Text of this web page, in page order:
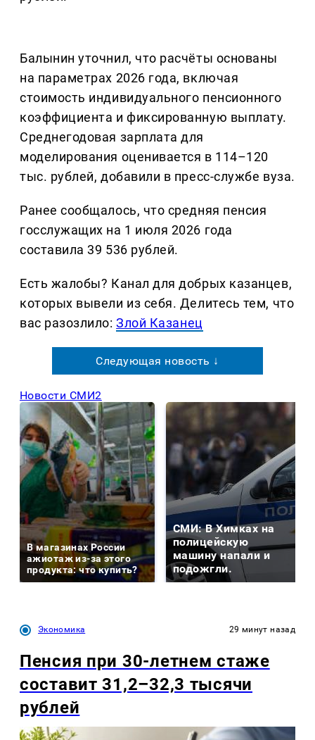
Балынин уточнил, что расчёты основаны
на параметрах 2026 года, включая
стоимость индивидуального пенсионного
коэффициента и фиксированную выплату.
Среднегодовая зарплата для
моделирования оценивается в 114–120
тыс. рублей, добавили в пресс-службе вуза.
Ранее сообщалось, что средняя пенсия
госслужащих на 1 июля 2026 года
составила 39 536 рублей.
Есть жалобы? Канал для добрых казанцев,
которых вывели из себя. Делитеcь тем, что
вас разозлило:Злой Казанец
Следующая новость ↓
Новости СМИ2
В магазинах России
ажиотаж из-за этого
продукта: что купить?
СМИ: В Химках на
полицейскую
машину напали и
подожгли.
Экономика 29 минут назад
Пенсия при 30-летнем стаже
составит 31,2–32,3 тысячи
рублей